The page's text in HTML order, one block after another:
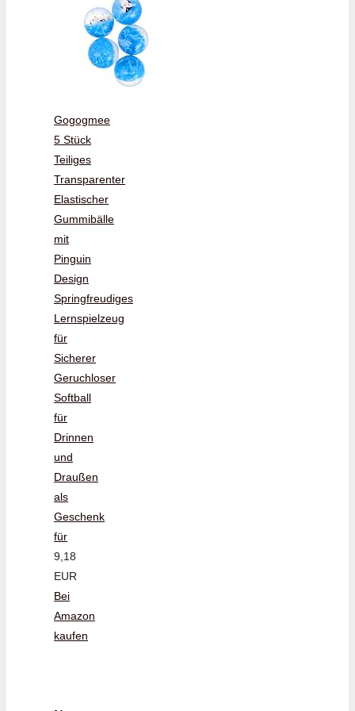
Gogogmee
5 Stück
Teiliges
Transparenter
Elastischer
Gummibälle
mit
Pinguin
Design
Springfreudiges
Lernspielzeug
für
Sicherer
Geruchloser
Softball
für
Drinnen
und
Draußen
als
Geschenk
für
9,18
EUR
Bei
Amazon
kaufen